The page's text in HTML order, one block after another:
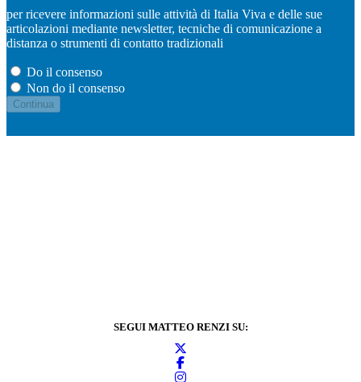
per ricevere informazioni sulle attività di Italia Viva e delle sue
articolazioni mediante newsletter, tecniche di comunicazione a
distanza o strumenti di contatto tradizionali
Do il consenso
Non do il consenso
SEGUI MATTEO RENZI SU: